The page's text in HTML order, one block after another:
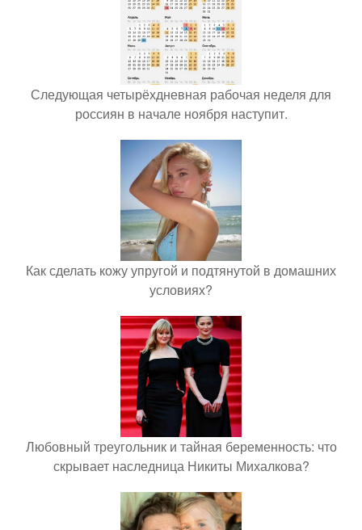
Следующая четырёхдневная рабочая неделя для
россиян в начале ноября наступит.
Как сделать кожу упругой и подтянутой в домашних
условиях?
Любовный треугольник и тайная беременность: что
скрывает наследница Никиты Михалкова?